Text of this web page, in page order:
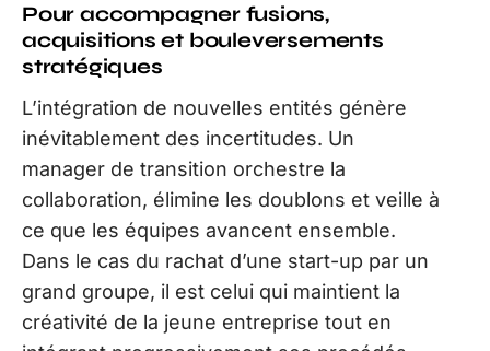
Pour accompagner fusions,
acquisitions et bouleversements
stratégiques
L’intégration de nouvelles entités génère
inévitablement des incertitudes. Un
manager de transition orchestre la
collaboration, élimine les doublons et veille à
ce que les équipes avancent ensemble.
Dans le cas du rachat d’une start-up par un
grand groupe, il est celui qui maintient la
créativité de la jeune entreprise tout en